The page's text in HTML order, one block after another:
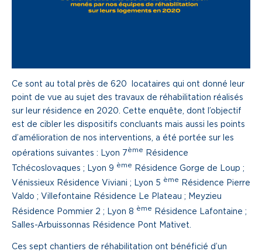
Qui sommes-nous
Une gouvernance de proximité
Notre histoire
Nous rejoindre
Nos métiers
Ce sont au total près de 620 locataires qui ont donné leur
point de vue au sujet des travaux de réhabilitation réalisés
sur leur résidence en 2020. Cette enquête, dont l’objectif
est de cibler les dispositifs concluants mais aussi les points
d’amélioration de nos interventions, a été portée sur les
opérations suivantes : Lyon 7ème Résidence
Tchécoslovaques ; Lyon 9 ème Résidence Gorge de Loup ;
Vénissieux Résidence Viviani ; Lyon 5 ème
Résidence Pierre
Valdo ; Villefontaine Résidence Le Plateau ; Meyzieu
Résidence Pommier 2 ; Lyon 8 ème Résidence Lafontaine ;
Salles-Arbuissonnas Résidence Pont Mativet.
Ces sept chantiers de réhabilitation ont bénéficié d’un